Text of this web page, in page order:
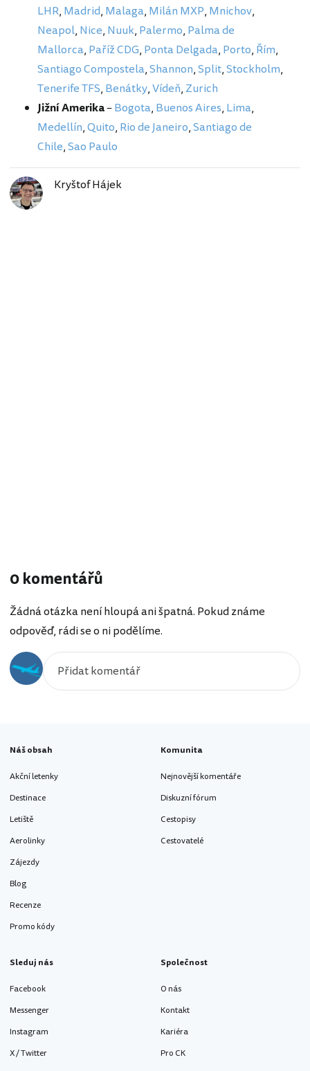
LHR, Madrid, Malaga, Milán MXP, Mnichov,
Neapol, Nice, Nuuk, Palermo, Palma de
Mallorca, Paříž CDG, Ponta Delgada, Porto, Řím,
Santiago Compostela,Shannon,Split,Stockholm,
Tenerife TFS, Benátky,Vídeň, Zurich
Jižní Amerika–Bogota, Buenos Aires, Lima,
Medellín,Quito, Rio de Janeiro,Santiago de
Chile,Sao Paulo
Kryštof Hájek
0 komentářů
Žádná otázka není hloupá ani špatná. Pokud známe
odpověď, rádi se o ni podělíme.
Náš obsah
Akční letenky
Destinace
Letiště
Aerolinky
Zájezdy
Blog
Recenze
Promo kódy
Komunita
Nejnovější komentáře
Diskuzní fórum
Cestopisy
Cestovatelé
Sleduj nás
Facebook
Messenger
Instagram
X / Twitter
Společnost
O nás
Kontakt
Kariéra
Pro CK